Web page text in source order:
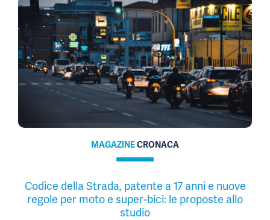
MAGAZINECRONACA
Codice della Strada, patente a 17 anni e nuove
regole per moto e super-bici: le proposte allo
studio